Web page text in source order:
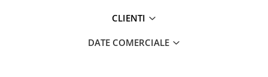
CLIENTI
DATE COMERCIALE